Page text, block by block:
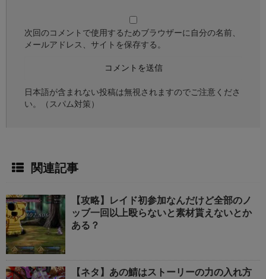
次回のコメントで使用するためブラウザーに自分の名前、
メールアドレス、サイトを保存する。
日本語が含まれない投稿は無視されますのでご注意くださ
い。（スパム対策）
関連記事
【攻略】レイド初参加なんだけど全部のノ
ッブ一回以上殴らないと素材貰えないとか
ある？
【ネタ】あの鯖はストーリーの力の入れ方